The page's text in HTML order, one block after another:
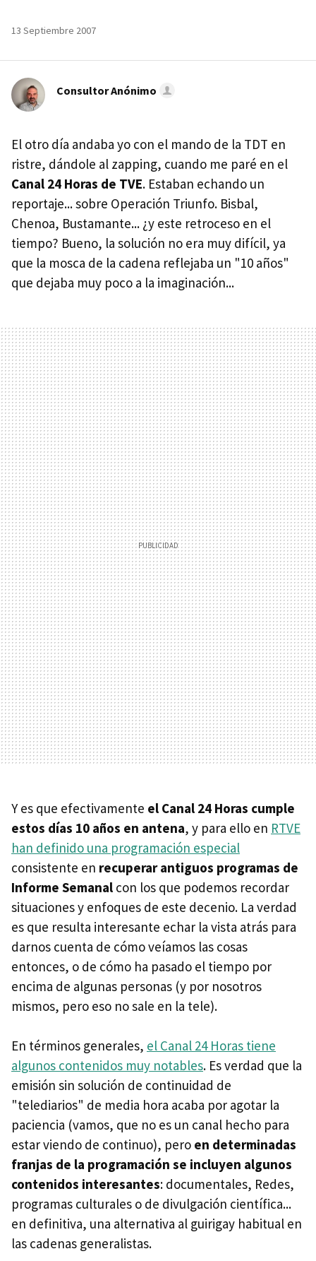
13 Septiembre 2007
Consultor Anónimo
El otro día andaba yo con el mando de la TDT en
ristre, dándole al zapping, cuando me paré en el
Canal 24 Horas de TVE. Estaban echando un
reportaje... sobre Operación Triunfo. Bisbal,
Chenoa, Bustamante... ¿y este retroceso en el
tiempo? Bueno, la solución no era muy difícil, ya
que la mosca de la cadena reflejaba un "10 años"
que dejaba muy poco a la imaginación...
Y es que efectivamente el Canal 24 Horas cumple
estos días 10 años en antena, y para ello en RTVE
han definido una programación especial
consistente en recuperar antiguos programas de
Informe Semanal con los que podemos recordar
situaciones y enfoques de este decenio. La verdad
es que resulta interesante echar la vista atrás para
darnos cuenta de cómo veíamos las cosas
entonces, o de cómo ha pasado el tiempo por
encima de algunas personas (y por nosotros
mismos, pero eso no sale en la tele).
En términos generales, el Canal 24 Horas tiene
algunos contenidos muy notables. Es verdad que la
emisión sin solución de continuidad de
"telediarios" de media hora acaba por agotar la
paciencia (vamos, que no es un canal hecho para
estar viendo de continuo), pero en determinadas
franjas de la programación se incluyen algunos
contenidos interesantes: documentales, Redes,
programas culturales o de divulgación científica...
en definitiva, una alternativa al guirigay habitual en
las cadenas generalistas.